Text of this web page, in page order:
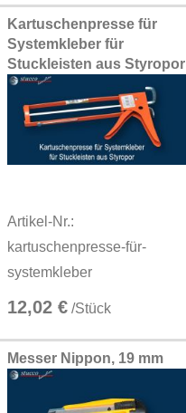
Kartuschenpresse für
Systemkleber für
Stuckleisten aus Styropor
Artikel-Nr.:
kartuschenpresse-für-
systemkleber
12,02 € /Stück
Messer Nippon, 19 mm